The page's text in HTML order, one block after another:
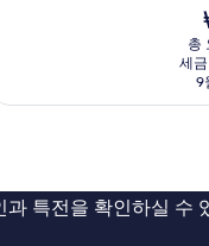
륭
용
후
총
세
9
특전을 확인하실 수